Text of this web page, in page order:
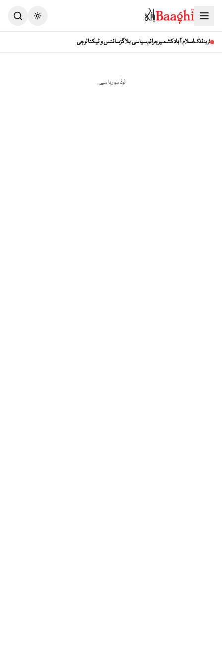
ٹرینڈنگاسلام آبادکشمیرجرائمسیاسی بلاگزسائنس و ٹیکنالوجی
لوڈ ہو رہا ہے...